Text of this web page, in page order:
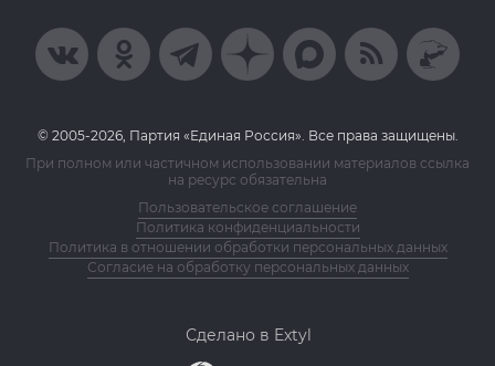
© 2005-2026, Партия «Единая Россия». Все права защищены.
При полном или частичном использовании материалов ссылка
на ресурс обязательна
Пользовательское соглашение
Политика конфиденциальности
Политика в отношении обработки персональных данных
Согласие на обработку персональных данных
Сделано в Extyl